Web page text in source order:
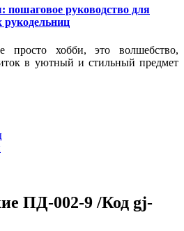
руководство для
просто хобби, это волшебство,
в уютный и стильный предмет
ПД-002-9 /Код gj-